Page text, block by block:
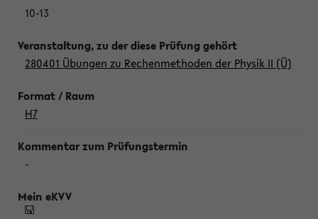
10-13
280401 Übungen zu Rechenmethoden der Physik II (Ü)
H7
-